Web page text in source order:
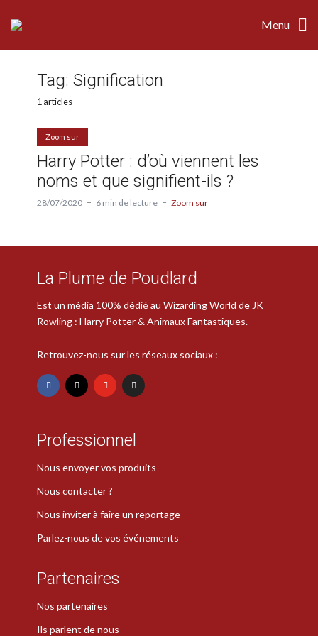
Menu
Tag: Signification
1 articles
Zoom sur
Harry Potter : d’où viennent les
noms et que signifient-ils ?
28/07/2020 6 min de lecture Zoom sur
La Plume de Poudlard
Est un média 100% dédié au Wizarding World de JK
Rowling : Harry Potter & Animaux Fantastiques.
Retrouvez-nous sur les réseaux sociaux :
Professionnel
Nous envoyer vos produits
Nous contacter ?
Nous inviter à faire un reportage
Parlez-nous de vos événements
Partenaires
Nos partenaires
Ils parlent de nous